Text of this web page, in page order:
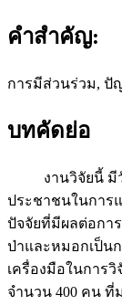
คำสำคัญ:
การมีส่วนร่วม, ปั
บทคัดย่อ
งานวิจัยนี้ มีวัต
ประชาชนในการ
ปัจจัยที่มีผลต่อกา
ป่าและหมอกเป็นก
เครื่องมือในการ
จำนวน 400 คน